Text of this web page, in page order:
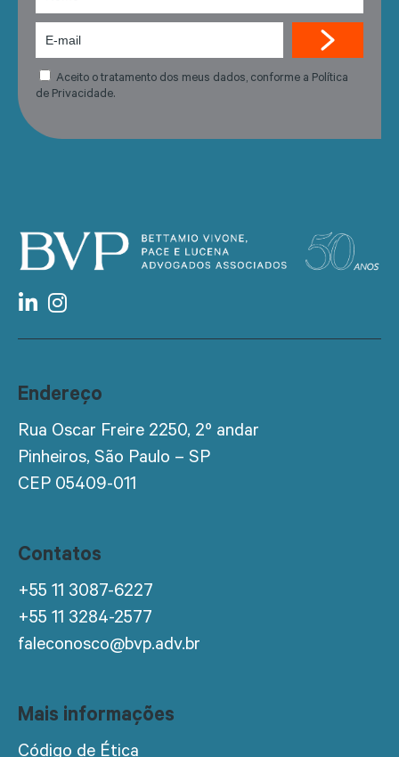
Aceito o tratamento dos meus dados, conforme a Política
de Privacidade.
Endereço
Rua Oscar Freire 2250, 2º andar
Pinheiros, São Paulo – SP
CEP 05409-011
Contatos
+55 11 3087-6227
+55 11 3284-2577
faleconosco@bvp.adv.br
Mais informações